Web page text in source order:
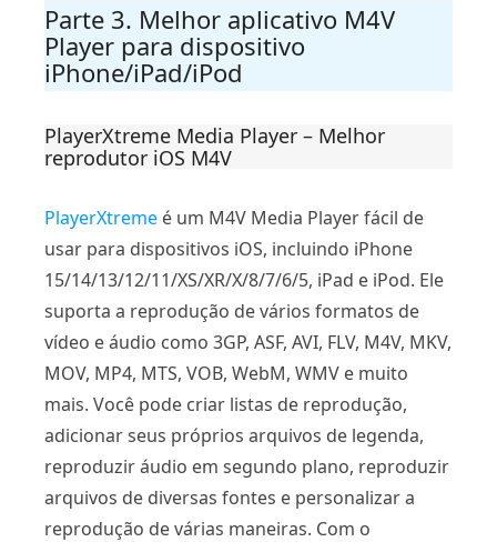
Parte 3. Melhor aplicativo M4V
Player para dispositivo
iPhone/iPad/iPod
PlayerXtreme Media Player – Melhor
reprodutor iOS M4V
PlayerXtreme é um M4V Media Player fácil de
usar para dispositivos iOS, incluindo iPhone
15/14/13/12/11/XS/XR/X/8/7/6/5, iPad e iPod. Ele
suporta a reprodução de vários formatos de
vídeo e áudio como 3GP, ASF, AVI, FLV, M4V, MKV,
MOV, MP4, MTS, VOB, WebM, WMV e muito
mais. Você pode criar listas de reprodução,
adicionar seus próprios arquivos de legenda,
reproduzir áudio em segundo plano, reproduzir
arquivos de diversas fontes e personalizar a
reprodução de várias maneiras. Com o